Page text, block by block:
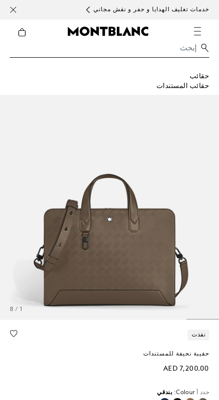
خدمات تغليف الهدايا و حفر و نقش مجاني
الأحد
حقائب
حقائب المستندات
1 / 8
نفذت
حقيبة نحيفة للمستندات
AED 7,200.00
حدد أColour: بندقي